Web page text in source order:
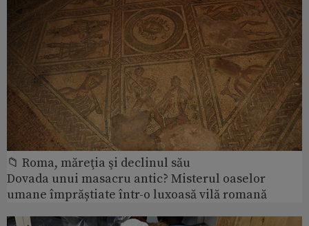
📁 Roma, măreţia şi declinul său
Dovada unui masacru antic? Misterul oaselor
umane împrăștiate într-o luxoasă vilă romană